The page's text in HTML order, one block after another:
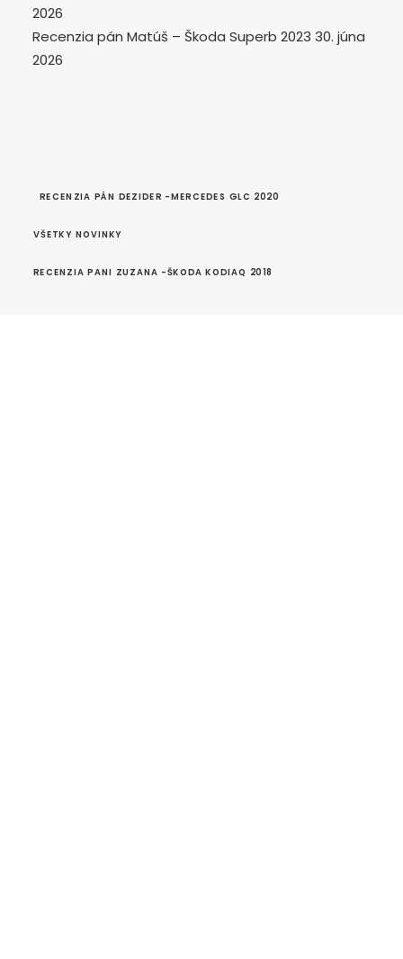
2026
Recenzia pán Matúš – Škoda Superb 2023 30. júna
2026
RECENZIA PÁN DEZIDER -MERCEDES GLC 2020
VŠETKY NOVINKY
RECENZIA PANI ZUZANA -ŠKODA KODIAQ 2018